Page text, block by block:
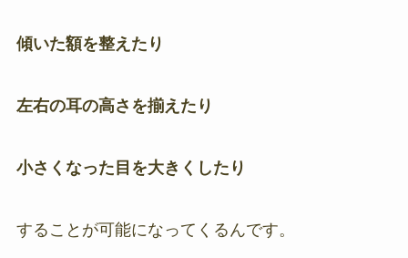
傾いた額を整えたり
左右の耳の高さを揃えたり
小さくなった目を大きくしたり
することが可能になってくるんです。